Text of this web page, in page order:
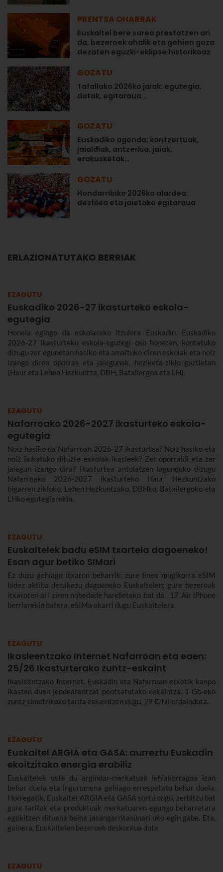
PRENTSA OHARRAK
Euskaltel bere sarea prestatzen ari
da, bezeroek ahalik eta gehien goza
dezaten eguzki-eklipse historikoaz
GOZATU
Tafallako 2026ko jaiak: egutegia,
datak, egitaraua...
GOZATU
Euskadiko agenda: kontzertuak,
jaialdiak, antzerkia, jaiak,
erakusketak…
GOZATU
Hondarribiko 2026ko alardea:
desfilea eta jaietako egitaraua
ERLAZIONATUTAKO BERRIAK
EZAGUTU
Euskadiko 2026-27 ikasturteko eskola-
egutegia
Honela egingo da eskolarako itzulera Euskadin. Euskadiko
2026-27 ikasturteko eskola-egutegi oso honetan, kontatuko
dizugu zer egunetan hasiko eta amaituko diren eskolak eta noiz
izango diren oporrak eta jaiegunak, heziketa-ziklo guztietan
(Haur eta Lehen Hezkuntza, DBH, Batxilergoa eta LH).
EZAGUTU
Nafarroako 2026-2027 ikasturteko eskola-
egutegia
Noiz hasiko da Nafarroan 2026-27 ikasturtea? Noiz hasiko eta
noiz bukatuko dituzte eskolak ikasleek? Zer oporraldi eta zer
jaiegun izango dira? Ikasturtea antolatzen lagunduko dizugu
Nafarroako 2026-2027 ikasturteko Haur Hezkuntzako
bigarren zikloko, Lehen Hezkuntzako, DBHko, Batxilergoko eta
LHko egutegiarekin.
EZAGUTU
Euskaltelek badu eSIM txartela dagoeneko!
Esan agur betiko SIMari
Ez duzu gehiago itxaron beharrik: zure linea mugikorra eSIM
bidez aktiba dezakezu dagoeneko Euskaltelen; gure bezeroak
itxaroten ari ziren nobedade handietako bat da. 17 Air iPhone
berriarekin batera, eSIMa ekarri dugu Euskaltelera.
EZAGUTU
Ikasleentzako Internet Nafarroan eta eaen:
25/26 Ikasturterako zuntz-eskaint
Ikasleentzako Internet. Euskadin eta Nafarroan etxetik kanpo
ikasten duen jendearentzat pentsatutako eskaintza. 1 Gb-eko
zuntz simetrikoko tarifa eskaintzen dugu, 29 €/hil ordainduta.
EZAGUTU
Euskaltel ARGIA eta GASA: aurreztu Euskadin
ekoitzitako energia erabiliz
Euskaltelek uste du argindar-merkatuak lehiakorragoa izan
behar duela eta ingurumena gehiago errespetatu behar duela.
Horregatik, Euskaltel ARGIA eta GASA sortu dugu, zerbitzu bat
gure tarifak eta produktuak merkatuaren egungo beharretara
egokitzen dituena baina jasangarritasunari uko egin gabe. Eta,
gainera, Euskaltelen bezeroek deskontua dute
EZAGUTU